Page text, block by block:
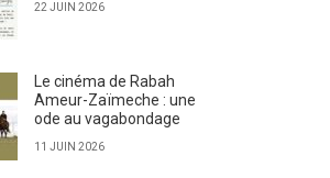
22 JUIN 2026
Le cinéma de Rabah
Ameur-Zaïmeche : une
ode au vagabondage
11 JUIN 2026